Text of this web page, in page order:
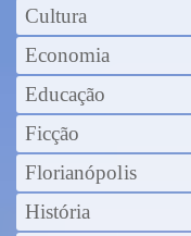
Cultura
Economia
Educação
Ficção
Florianópolis
História